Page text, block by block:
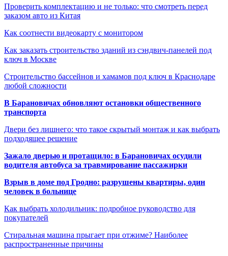
Проверить комплектацию и не только: что смотреть перед
заказом авто из Китая
Как соотнести видеокарту с монитором
Как заказать строительство зданий из сэндвич-панелей под
ключ в Москве
Строительство бассейнов и хамамов под ключ в Краснодаре
любой сложности
В Барановичах обновляют остановки общественного
транспорта
Двери без лишнего: что такое скрытый монтаж и как выбрать
подходящее решение
Зажало дверью и протащило: в Барановичах осудили
водителя автобуса за травмирование пассажирки
Взрыв в доме под Гродно: разрушены квартиры, один
человек в больнице
Как выбрать холодильник: подробное руководство для
покупателей
Стиральная машина прыгает при отжиме? Наиболее
распространенные причины